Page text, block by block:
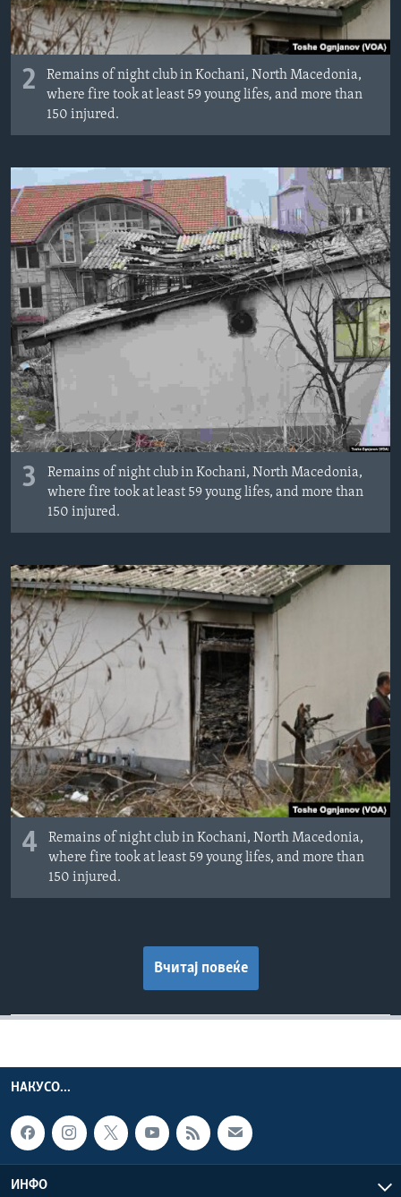
2
Remains of night club in Kochani, North Macedonia,
where fire took at least 59 young lifes, and more than
150 injured.
3
Remains of night club in Kochani, North Macedonia,
where fire took at least 59 young lifes, and more than
150 injured.
4
Remains of night club in Kochani, North Macedonia,
where fire took at least 59 young lifes, and more than
150 injured.
Вчитај повеќе
НАКУСО...
ИНФО